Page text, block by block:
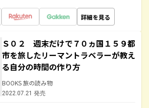
詳細を見る
Ｓ０２ 週末だけで７０ヵ国１５９都
市を旅したリーマントラベラーが教え
る自分の時間の作り方
BOOKS 旅の読み物
2022.07.21 発売